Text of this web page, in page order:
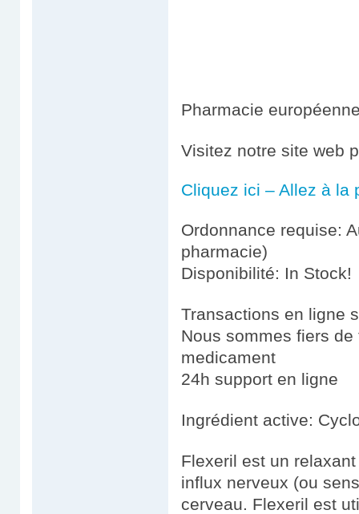
Pharmacie
Visitez notre site web
Cliquez ici – Allez à la
Ordonnance requise:
pharmacie)
Disponibilité: In Stock!
Transactions en ligne
Nous sommes fiers
medicament
24h support en ligne
Ingrédient active:
Flexeril est un
influx nerveux (ou
cerveau. Flexeril est